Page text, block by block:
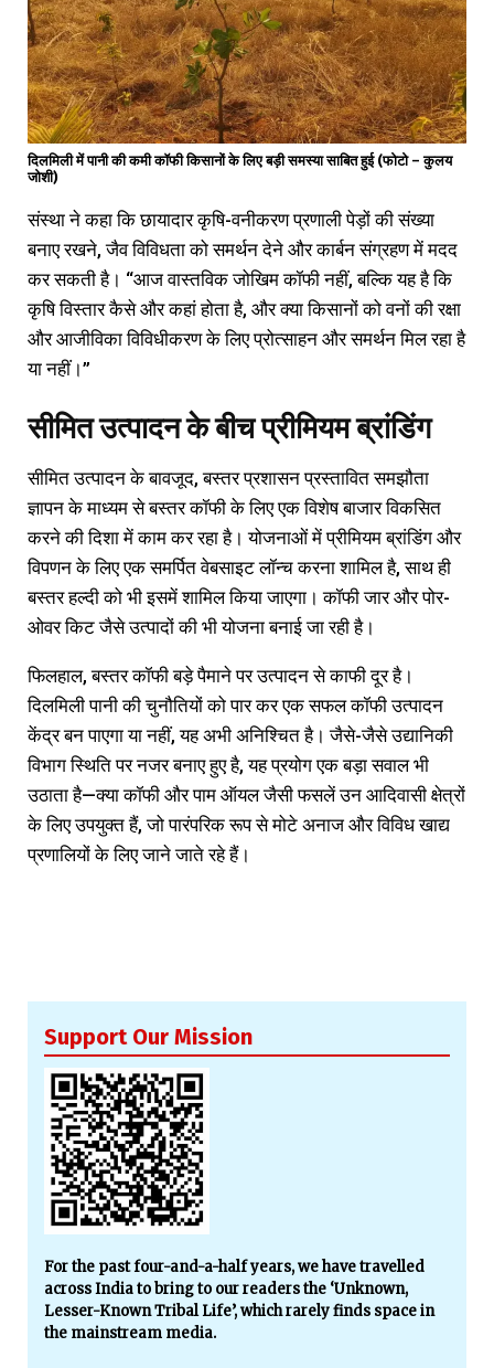
दिलमिली में पानी की कमी कॉफी किसानों के लिए बड़ी समस्या साबित हुई (फोटो – कुलय
जोशी)
संस्था ने कहा कि छायादार कृषि-वनीकरण प्रणाली पेड़ों की संख्या
बनाए रखने, जैव विविधता को समर्थन देने और कार्बन संग्रहण में मदद
कर सकती है। “आज वास्तविक जोखिम कॉफी नहीं, बल्कि यह है कि
कृषि विस्तार कैसे और कहां होता है, और क्या किसानों को वनों की रक्षा
और आजीविका विविधीकरण के लिए प्रोत्साहन और समर्थन मिल रहा है
या नहीं।”
सीमित उत्पादन के बीच प्रीमियम ब्रांडिंग
सीमित उत्पादन के बावजूद, बस्तर प्रशासन प्रस्तावित समझौता
ज्ञापन के माध्यम से बस्तर कॉफी के लिए एक विशेष बाजार विकसित
करने की दिशा में काम कर रहा है। योजनाओं में प्रीमियम ब्रांडिंग और
विपणन के लिए एक समर्पित वेबसाइट लॉन्च करना शामिल है, साथ ही
बस्तर हल्दी को भी इसमें शामिल किया जाएगा। कॉफी जार और पोर-
ओवर किट जैसे उत्पादों की भी योजना बनाई जा रही है।
फिलहाल, बस्तर कॉफी बड़े पैमाने पर उत्पादन से काफी दूर है।
दिलमिली पानी की चुनौतियों को पार कर एक सफल कॉफी उत्पादन
केंद्र बन पाएगा या नहीं, यह अभी अनिश्चित है। जैसे-जैसे उद्यानिकी
विभाग स्थिति पर नजर बनाए हुए है, यह प्रयोग एक बड़ा सवाल भी
उठाता है—क्या कॉफी और पाम ऑयल जैसी फसलें उन आदिवासी क्षेत्रों
के लिए उपयुक्त हैं, जो पारंपरिक रूप से मोटे अनाज और विविध खाद्य
प्रणालियों के लिए जाने जाते रहे हैं।
Support Our Mission
For the past four-and-a-half years, we have travelled
across India to bring to our readers the ‘Unknown,
Lesser-Known Tribal Life’, which rarely finds space in
the mainstream media.